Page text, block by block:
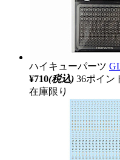
ハイキューパーツ
¥710(税込) 36ポイン
在庫限り